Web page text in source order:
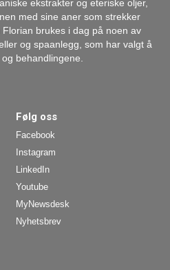
ekstrakter og eteriske oljer,
med sine aner som strekker
brukes i dag på noen av
og spaanlegg, som har valgt å
behandlingene.
Følg oss
Facebook
Instagram
LinkedIn
Youtube
MyNewsdesk
Nyhetsbrev